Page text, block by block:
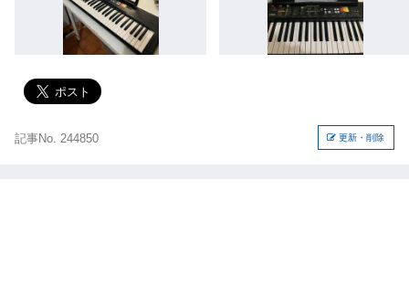
記事No. 244850 更新・削除